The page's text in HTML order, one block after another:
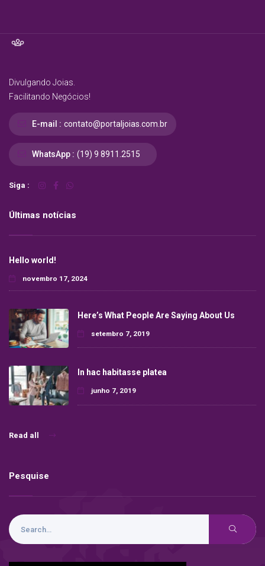
Divulgando Joias.
Facilitando Negócios!
E-mail : contato@portaljoias.com.br
WhatsApp : (19) 9 8911.2515
Siga :
Últimas notícias
Hello world!
novembro 17, 2024
Here’s What People Are Saying About Us
setembro 7, 2019
In hac habitasse platea
junho 7, 2019
Read all
Pesquise